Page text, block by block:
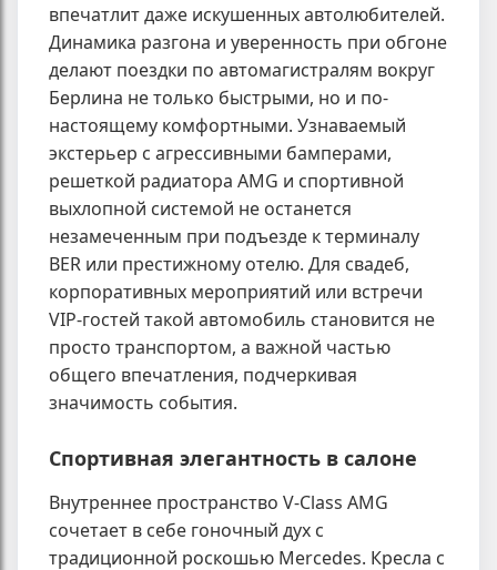
впечатлит даже искушенных автолюбителей.
Динамика разгона и уверенность при обгоне
делают поездки по автомагистралям вокруг
Берлина не только быстрыми, но и по-
настоящему комфортными. Узнаваемый
экстерьер с агрессивными бамперами,
решеткой радиатора AMG и спортивной
выхлопной системой не останется
незамеченным при подъезде к терминалу
BER или престижному отелю. Для свадеб,
корпоративных мероприятий или встречи
VIP-гостей такой автомобиль становится не
просто транспортом, а важной частью
общего впечатления, подчеркивая
значимость события.
Спортивная элегантность в салоне
Внутреннее пространство V-Class AMG
сочетает в себе гоночный дух с
традиционной роскошью Mercedes. Кресла с